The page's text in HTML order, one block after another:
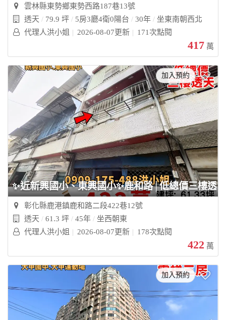
雲林縣東勢鄉東勢西路187巷13號
透天
79.9 坪 5房3廳4衛0陽台 30年
坐東南朝西北
代理人洪小姐
2026-08-07更新 171次點閱
417 萬
加入預約
✨近新興國小、東興國小✨鹿和路│低總價三樓透
彰化縣鹿港鎮鹿和路二段422巷12號
透天
61.3 坪 45年
坐西朝東
代理人洪小姐
2026-08-07更新 178次點閱
422 萬
加入預約